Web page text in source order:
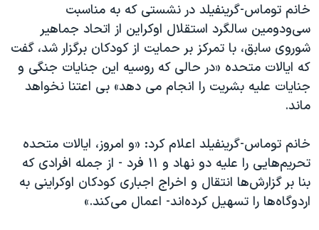
خانم توماس-گرینفیلد در نشستی که به مناسبت
سی‌و‌دومین سالگرد استقلال اوکراین از اتحاد جماهیر
شوروی سابق، با تمرکز بر حمایت از کودکان برگزار شد، گفت
که ایالات متحده «در حالی که روسیه این جنایات جنگی و
جنایات علیه بشریت را انجام می دهد» بی اعتنا نخواهد
ماند.
خانم توماس-گرینفیلد اعلام کرد: «و امروز، ایالات متحده
تحریم‌هایی را علیه دو نهاد و ۱۱ فرد - از جمله افرادی که
بنا بر گزارش‌ها انتقال و اخراج اجباری کودکان اوکراینی به
اردوگاه‌ها را تسهیل کرده‌اند- اعمال می‌کند.»